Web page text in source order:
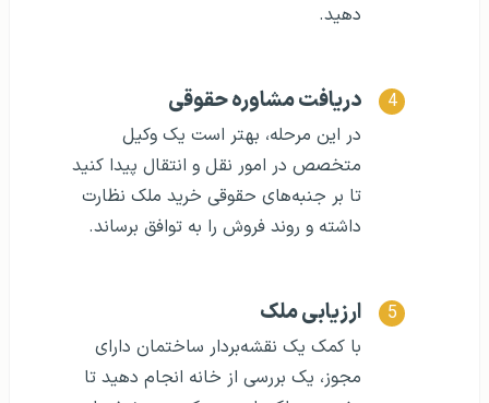
دهید.
دریافت مشاوره حقوقی
در این مرحله، بهتر است یک وکیل
متخصص در امور نقل و انتقال پیدا کنید
تا بر جنبه‌های حقوقی خرید ملک نظارت
داشته و روند فروش را به توافق برساند.
ارزیابی ملک
با کمک یک نقشه‌بردار ساختمان دارای
مجوز، یک بررسی از خانه انجام دهید تا